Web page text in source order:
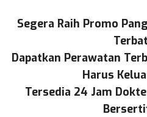
Segera Raih Promo
Dapatkan Perawatan
Harus
Tersedia 24 Jam